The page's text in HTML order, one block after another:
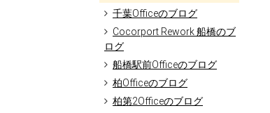
千葉Officeのブログ
Cocorport Rework 船橋のブ
ログ
船橋駅前Officeのブログ
柏Officeのブログ
柏第2Officeのブログ